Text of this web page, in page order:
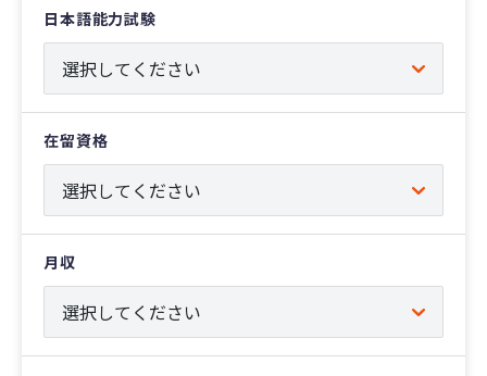
日本語能力試験
在留資格
月収